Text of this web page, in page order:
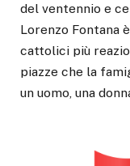
del ventennio e
Lorenzo Fontana
cattolici più
piazze che la
un uomo, una